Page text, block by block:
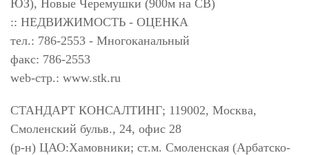
ЮЗ), Новые Черемушки (900м на СВ)
:: НЕДВИЖИМОСТЬ - ОЦЕНКА
тел.: 786-2553 - Многоканальный
факс: 786-2553
web-стр.: www.stk.ru
СТАНДАРТ КОНСАЛТИНГ; 119002, Москва,
Смоленский бульв., 24, офис 28
(р-н) ЦАО:Хамовники; ст.м. Смоленская (Арбатско-